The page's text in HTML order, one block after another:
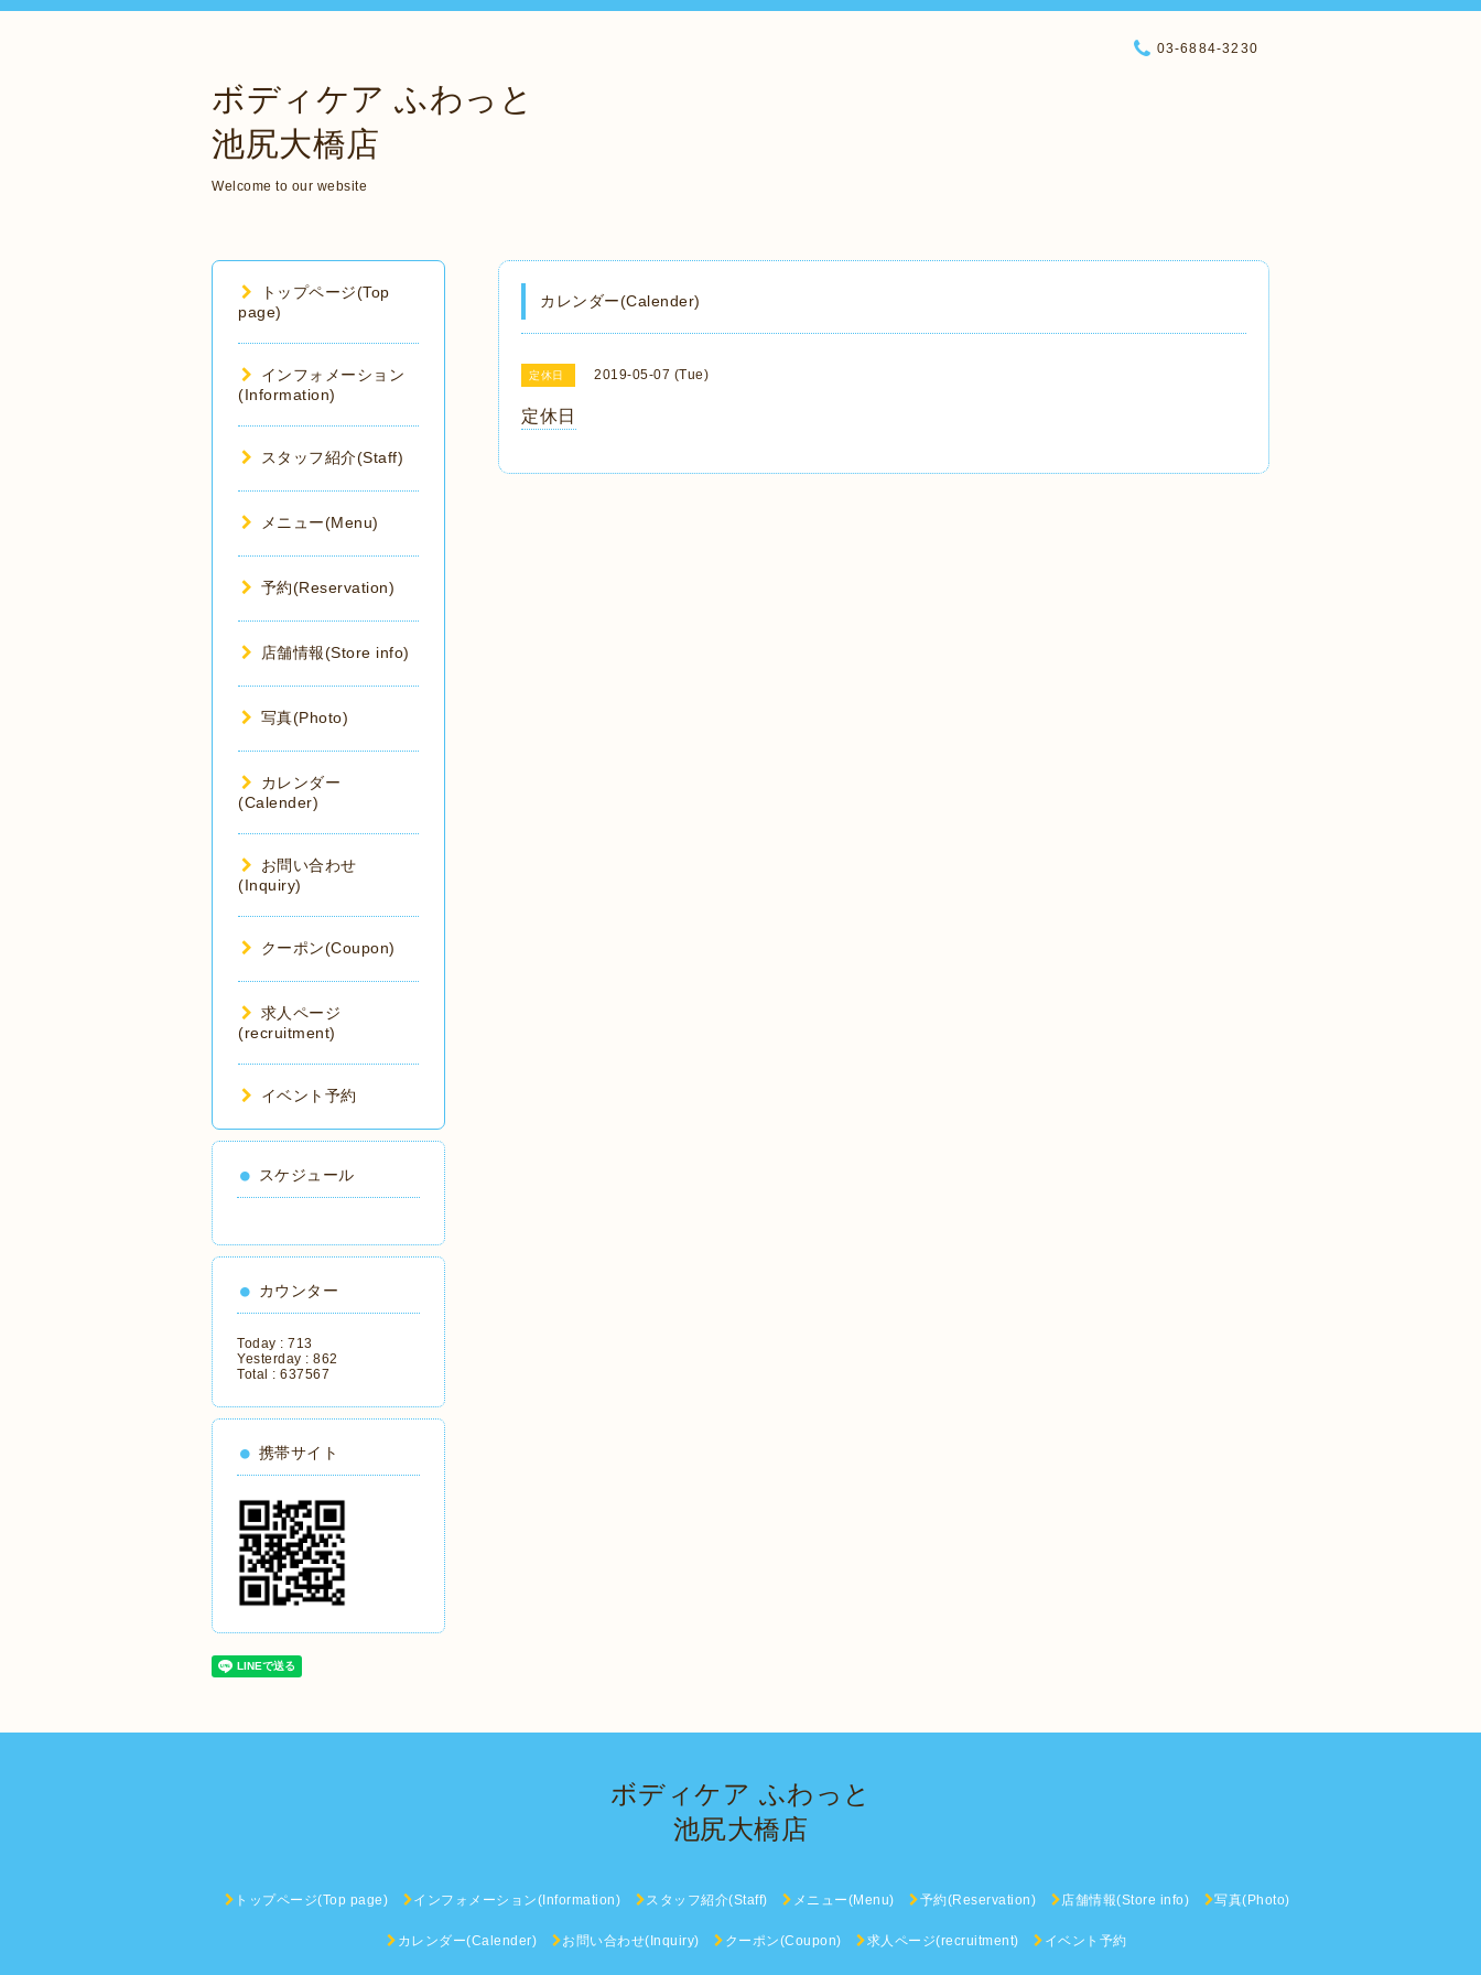
ボディケア ふわっと
池尻大橋店
Welcome to our website
03-6884-3230
カレンダー(Calender)
定休日 2019-05-07 (Tue)
定休日
トップページ(Top
page)
インフォメーション
(Information)
スタッフ紹介(Staff)
メニュー(Menu)
予約(Reservation)
店舗情報(Store info)
写真(Photo)
カレンダー
(Calender)
お問い合わせ
(Inquiry)
クーポン(Coupon)
求人ページ
(recruitment)
イベント予約
スケジュール
カウンター
Today : 713
Yesterday : 862
Total : 637567
携帯サイト
ボディケア ふわっと
池尻大橋店
トップページ(Top page) インフォメーション(Information) スタッフ紹介(Staff) メニュー(Menu) 予約(Reservation) 店舗情報(Store info) 写真(Photo)
カレンダー(Calender) お問い合わせ(Inquiry) クーポン(Coupon) 求人ページ(recruitment) イベント予約